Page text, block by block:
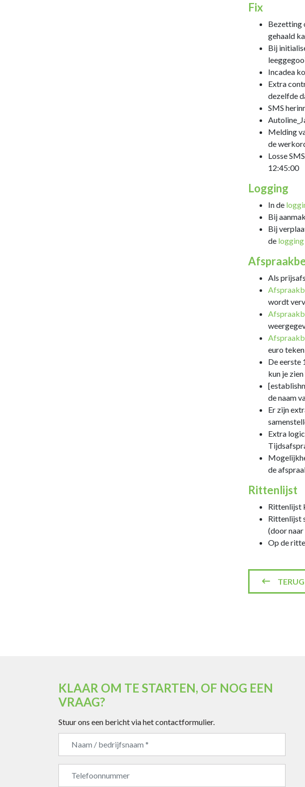
Fix
Bezetting
gehaald
Bij
Incadea
Extra
dezelfde
SMS
Melding
de
Losse
12:45:00
Logging
In de
Bij
Bij
de logging
Als
wordt
euro
De eerste
kun je
de naam
Er zijn
Extra
de
Rittenlijst
Rittenlijst
Rittenlijst
(door naar
Op de
KLAAR OM TE STARTEN, OF NOG EEN
VRAAG?
Stuur ons een bericht via het contactformulier.